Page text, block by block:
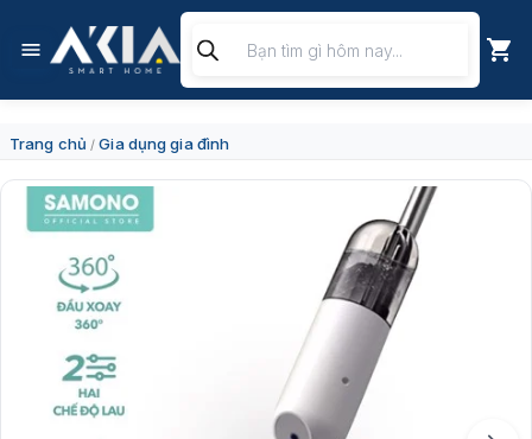
kiếm
sản
Trang chủ /Gia dụng gia đình